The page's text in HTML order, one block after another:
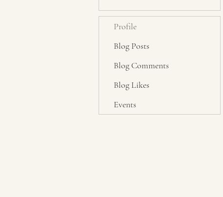
Profile
Blog Posts
Blog Comments
Blog Likes
Events